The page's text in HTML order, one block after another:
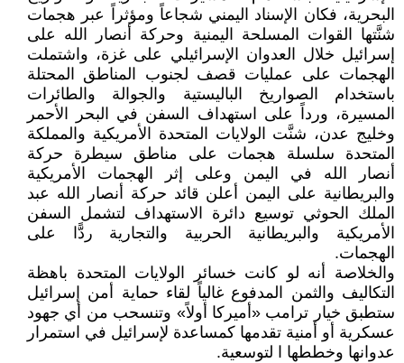
البحرية، فكان الإسناد اليمني شجاعاً ومؤثراً عبر هجمات
شنَّتها القوات المسلحة اليمنية وحركة أنصار الله على
إسرائيل خلال العدوان الإسرائيلي على غزة، واشتملت
الهجمات على عمليات قصف لجنوب المناطق المحتلة
باستخدام الصواريخ الباليستية والجوالة والطائرات
المسيرة، ورداً على استهداف السفن في البحر الأحمر
وخليج عدن، شنَّت الولايات المتحدة الأمريكية والمملكة
المتحدة سلسلة هجمات على مناطق سيطرة حركة
أنصار الله في اليمن وعلى إثر الهجمات الأمريكية
والبريطانية على اليمن أعلن قائد حركة أنصار الله عبد
الملك الحوثي توسيع دائرة الاستهداف لتشمل السفن
الأمريكية والبريطانية الحربية والتجارية ردًّا على
الهجمات.
والخلاصة أنه لو كانت خسائر الولايات المتحدة باهظة
التكاليف والثمن المدفوع غالياً لقاء حماية أمن إسرائيل
ستطبق خيار ترامب «أميركا أولاً» وتنسحب من أي جهود
عسكرية أو أمنية تقدمها كمساعدة لإسرائيل في استمرار
عدوانها وخططها ا لتوسعية.